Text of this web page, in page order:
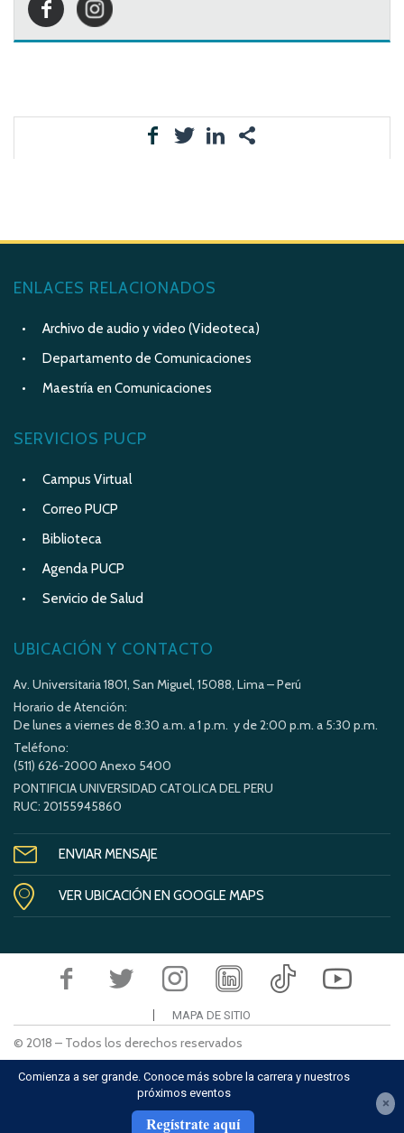
ENLACES RELACIONADOS
Archivo de audio y video (Videoteca)
Departamento de Comunicaciones
Maestría en Comunicaciones
SERVICIOS PUCP
Campus Virtual
Correo PUCP
Biblioteca
Agenda PUCP
Servicio de Salud
UBICACIÓN Y CONTACTO
Av. Universitaria 1801, San Miguel, 15088, Lima – Perú
Horario de Atención:
De lunes a viernes de 8:30 a.m. a 1 p.m. y de 2:00 p.m. a 5:30 p.m.
Teléfono:
(511) 626-2000 Anexo 5400
PONTIFICIA UNIVERSIDAD CATOLICA DEL PERU
RUC: 20155945860
ENVIAR MENSAJE
VER UBICACIÓN EN GOOGLE MAPS
MAPA DE SITIO
© 2018 – Todos los derechos reservados
Comienza a ser grande. Conoce más sobre la carrera y nuestros
próximos eventos
×